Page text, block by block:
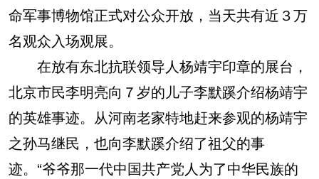
命军事博物馆正式对公众开放，当天共有近３万
名观众入场观展。
在放有东北抗联领导人杨靖宇印章的展台，
北京市民李明亮向７岁的儿子李默蹊介绍杨靖宇
的英雄事迹。从河南老家特地赶来参观的杨靖宇
之孙马继民，也向李默蹊介绍了祖父的事
迹。“爷爷那一代中国共产党人为了中华民族的